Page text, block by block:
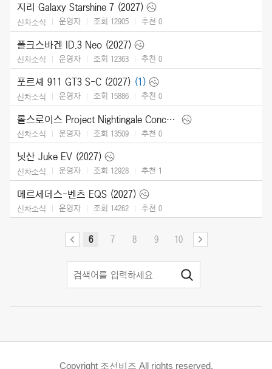
지리 Galaxy Starshine 7 (2027)
신차소식 운영자 조회 12905 추천 0
폴크스바겐 ID.3 Neo (2027)
신차소식 운영자 조회 12363 추천 0
포르셰 911 GT3 S-C (2027) (1)
신차소식 운영자 조회 15886 추천 0
롤스로이스 Project Nightingale Concept (2026)
신차소식 운영자 조회 13509 추천 0
닛산 Juke EV (2027)
신차소식 운영자 조회 12928 추천 1
메르세데스-벤츠 EQS (2027)
신차소식 운영자 조회 14262 추천 0
6 7 8 9 10
Copyright 조선비즈 All rights reserved.